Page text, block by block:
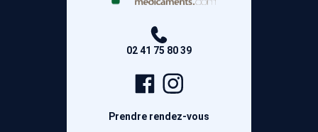
02 41 75 80 39
Page
Facebook
Prendre rendez-vous